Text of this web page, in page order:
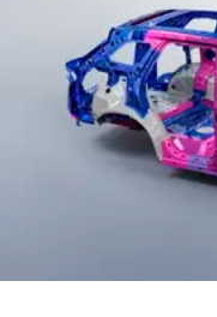
НАШИ МЕРОПРИЯТИЯ
CHERY ДЛЯ ДЕТЕЙ